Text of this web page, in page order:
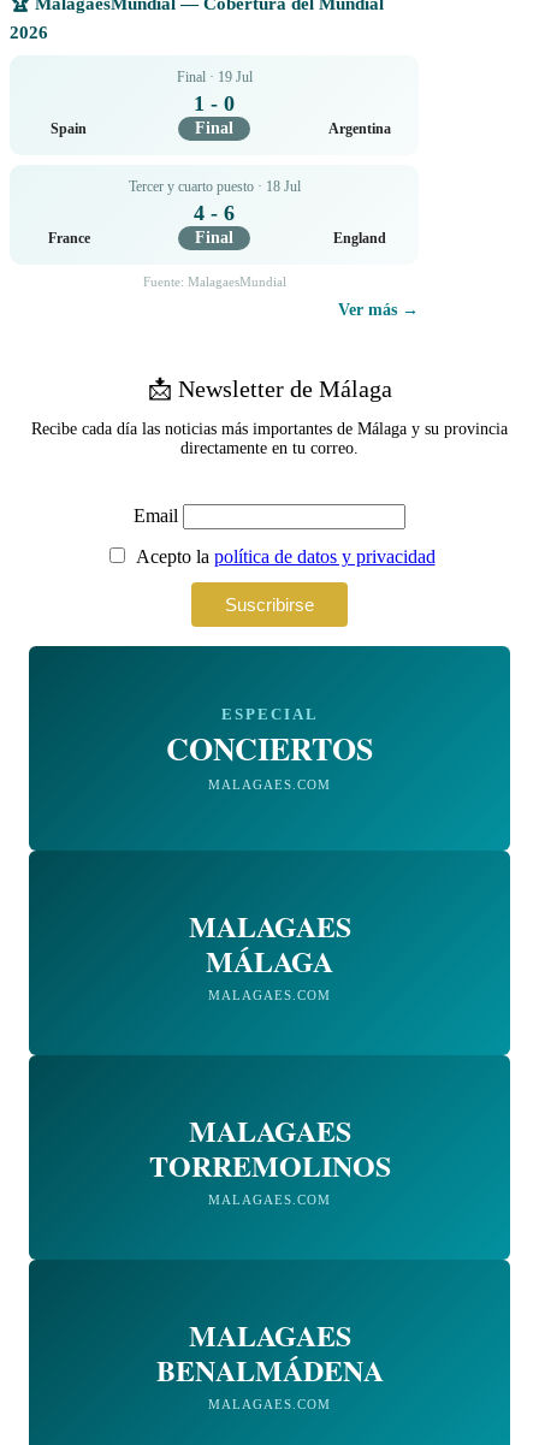
2026
Final · 19 Jul
Spain
1 - 0
Final Argentina
Tercer y cuarto puesto · 18 Jul
France
4 - 6
Final England
Fuente: MalagaesMundial
Ver más →
📩 Newsletter de Málaga
Recibe cada día las noticias más importantes de Málaga y su provincia
directamente en tu correo.
Email
Acepto la política de datos y privacidad
ESPECIAL
CONCIERTOS
MALAGAES.COM
MALAGAES
MÁLAGA
MALAGAES.COM
MALAGAES
TORREMOLINOS
MALAGAES.COM
MALAGAES
BENALMÁDENA
MALAGAES.COM